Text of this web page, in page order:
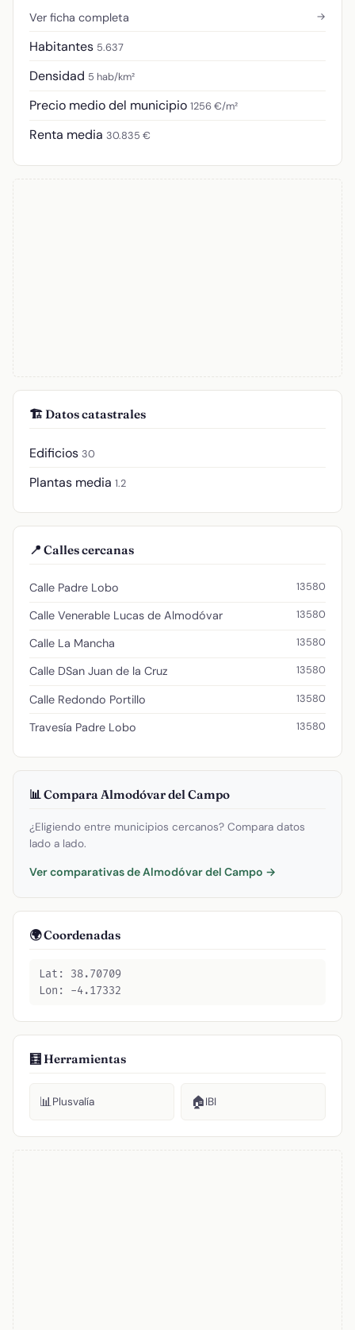
Ver ficha completa →
Habitantes 5.637
Densidad 5 hab/km²
Precio medio del municipio 1256 €/m²
Renta media 30.835 €
🏗️ Datos catastrales
Edificios 30
Plantas media 1.2
📍 Calles cercanas
Calle Padre Lobo 13580
Calle Venerable Lucas de Almodóvar 13580
Calle La Mancha 13580
Calle DSan Juan de la Cruz 13580
Calle Redondo Portillo 13580
Travesía Padre Lobo 13580
📊 Compara Almodóvar del Campo
¿Eligiendo entre municipios cercanos? Compara datos
lado a lado.
Ver comparativas de Almodóvar del Campo →
🌍 Coordenadas
Lat: 38.70709
Lon: -4.17332
🧮 Herramientas
📊Plusvalía 🏠IBI